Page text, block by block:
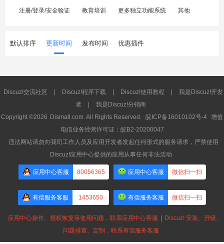
注册/登录/安全验证 教育培训 更多独立功能系统 其他
默认排序 更新时间 发布时间 优惠插件
Discuz!交流社区 Discuz!程序下载 Discuz!使用教程
我是Discuz!开发
者
我是Discuz!分销商
Copyright ©2026 Dismall.com All Rights Reserved. 皖ICP备16010102号-4 增值
电信业务经营许可证：皖B2-20200047
违法网站请勿向我司工作人员及应用开发者发起任何形式的服务请求，严禁使用
Discuz!应用中心提供的应用从事任何非法活动
应用中心客服 80056365 应用中心客服 微信扫一扫
有偿服务客服 1453650 有偿服务客服 微信扫一扫
应用中心操作、授权恢复等使用问题，联系应用中心客服
Discuz! 安装、升级、
问题排查、定制，联系有偿服务客服